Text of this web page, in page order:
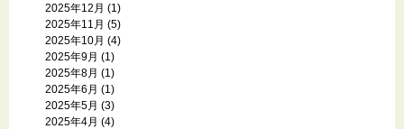
2025年12月 (1)
2025年11月 (5)
2025年10月 (4)
2025年9月 (1)
2025年8月 (1)
2025年6月 (1)
2025年5月 (3)
2025年4月 (4)